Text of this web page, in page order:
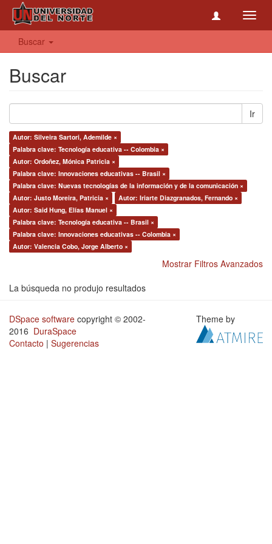
Buscar
Buscar
Ir
Autor: Silveira Sartori, Ademilde ×
Palabra clave: Tecnología educativa -- Colombia ×
Autor: Ordoñez, Mónica Patricia ×
Palabra clave: Innovaciones educativas -- Brasil ×
Palabra clave: Nuevas tecnologías de la información y de la comunicación ×
Autor: Justo Moreira, Patricia ×
Autor: Iriarte Diazgranados, Fernando ×
Autor: Said Hung, Elías Manuel ×
Palabra clave: Tecnología educativa -- Brasil ×
Palabra clave: Innovaciones educativas -- Colombia ×
Autor: Valencia Cobo, Jorge Alberto ×
Mostrar Filtros Avanzados
La búsqueda no produjo resultados
DSpace software copyright © 2002-
2016 DuraSpace
Contacto | Sugerencias
Theme by